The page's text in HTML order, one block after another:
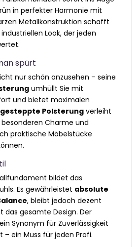
in perfekter Harmonie mit
Metallkonstruktion schafft
Look, der jeden
spürt
nur schön anzusehen – seine
umhüllt Sie mit
und bietet maximalen
gesteppte Polsterung verleiht
Charme und
praktische Möbelstücke
bildet das
Es gewährleistet absolute
, bleibt jedoch dezent
das gesamte Design. Der
Synonym für Zuverlässigkeit
– ein Muss für jeden Profi.